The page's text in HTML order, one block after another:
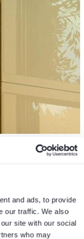
and ads, to provide
our traffic. We also
site with our social
who may
Edelstahlgüte
und Hightech. Die
so eine robuste
fortschrittlicher und
wenn es um
3one6 Türstation
und
Architektur